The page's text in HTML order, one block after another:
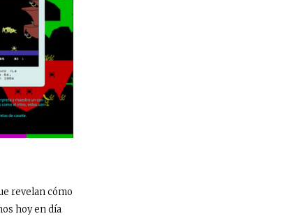
revelan cómo
hoy en día